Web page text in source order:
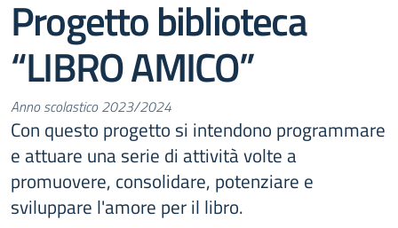
Progetto biblioteca
“LIBRO AMICO”
Anno scolastico 2023/2024
Con questo progetto si intendono programmare
e attuare una serie di attività volte a
promuovere, consolidare, potenziare e
sviluppare l'amore per il libro.